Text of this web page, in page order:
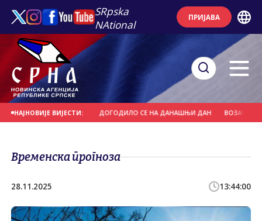
SRpska
NAtional
ПРИЈАВА
НАЈНОВИЈЕ ВИЈЕСТИ:
ПАНTЕЛЕЈМОН ДОГОДИЛО СЕ НА ДАНАШЊИ ДАН ВОЗАЧ
Временска прогноза
28.11.2025 13:44:00